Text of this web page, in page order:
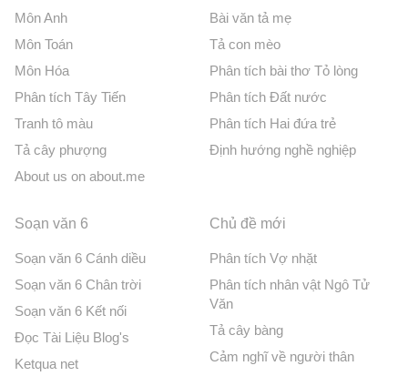
Môn Anh
Môn Toán
Môn Hóa
Phân tích Tây Tiến
Tranh tô màu
Tả cây phượng
About us on about.me
Bài văn tả mẹ
Tả con mèo
Phân tích bài thơ Tỏ lòng
Phân tích Đất nước
Phân tích Hai đứa trẻ
Định hướng nghề nghiệp
Soạn văn 6
Soạn văn 6 Cánh diều
Soạn văn 6 Chân trời
Soạn văn 6 Kết nối
Đọc Tài Liệu Blog's
Ketqua net
Chủ đề mới
Phân tích Vợ nhặt
Phân tích nhân vật Ngô Tử
Văn
Tả cây bàng
Cảm nghĩ về người thân